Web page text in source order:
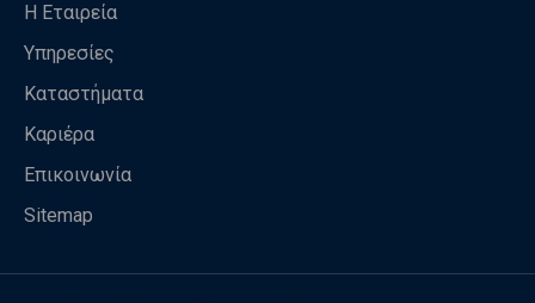
Η Εταιρεία
Υπηρεσίες
Καταστήματα
Καριέρα
Επικοινωνία
Sitemap